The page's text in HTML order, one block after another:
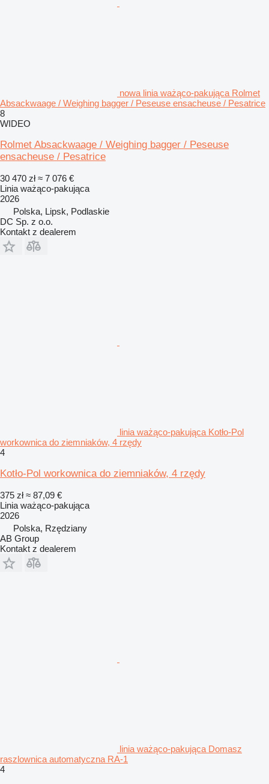
nowa linia ważąco-pakująca Rolmet
Absackwaage / Weighing bagger / Peseuse ensacheuse / Pesatrice
8
WIDEO
Rolmet Absackwaage / Weighing bagger / Peseuse
ensacheuse / Pesatrice
30 470 zł ≈ 7 076 €
Linia ważąco-pakująca
2026
Polska, Lipsk, Podlaskie
DC Sp. z o.o.
Kontakt z dealerem
linia ważąco-pakująca Kotło-Pol
workownica do ziemniaków, 4 rzędy
4
Kotło-Pol workownica do ziemniaków, 4 rzędy
375 zł ≈ 87,09 €
Linia ważąco-pakująca
2026
Polska, Rzędziany
AB Group
Kontakt z dealerem
linia ważąco-pakująca Domasz
raszlownica automatyczna RA-1
4